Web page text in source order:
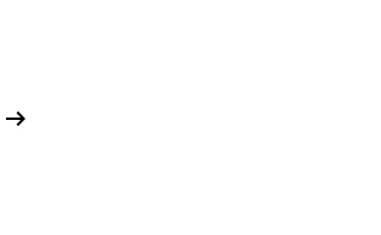
arrow_right_alt